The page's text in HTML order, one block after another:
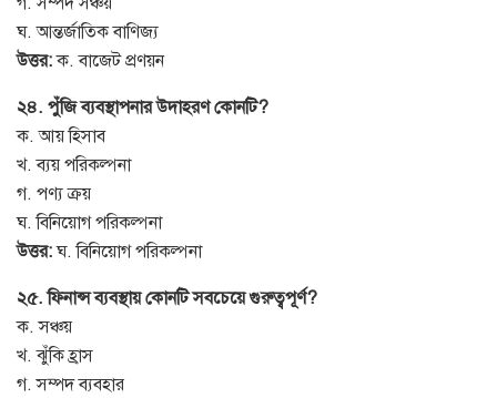
ঘ. আন্তর্জাতিক বাণিজ্য
উত্তর:ক. বাজেট প্রণয়ন
২৪. পুঁজি ব্যবস্থাপনার উদাহরণ কোনটি?
ক. আয় হিসাব
খ. ব্যয় পরিকল্পনা
গ. পণ্য ক্রয়
ঘ. বিনিয়োগ পরিকল্পনা
উত্তর:ঘ. বিনিয়োগ পরিকল্পনা
২৫. ফিনান্স ব্যবস্থায় কোনটি সবচেয়ে গুরুত্বপূর্ণ?
ক. সঞ্চয়
খ. ঝুঁকি হ্রাস
গ. সম্পদ ব্যবহার